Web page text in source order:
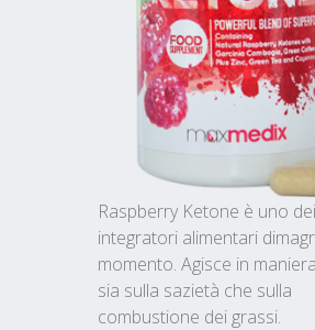
Raspberry Ketone è uno
integratori alimentari
momento. Agisce in
sia sulla sazietà che sulla
combustione dei grassi.